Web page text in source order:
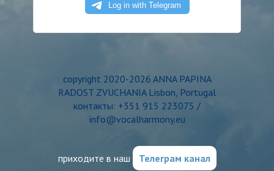
copyright 2020-2026 ANNA PAPINA
RADOST ZVUCHANIA Lisbon, Portugal
контакты: +351 915 223075 /
info@vocalharmony.eu
приходите в наш Телеграм канал